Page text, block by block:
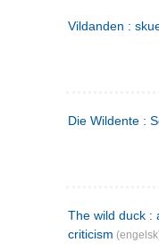
Vildanden :
Die Wildente :
The wild duck :
criticism